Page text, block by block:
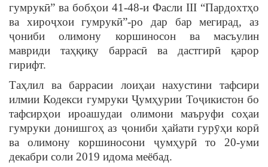
гумрукӣ” ва бобҳои 41-48-и Фасли III “Пардохтҳо
ва хироҷхои гумрукӣ”-ро дар бар мегирад, аз
ҷониби олимону коршиносон ва масъулин
мавриди таҳқиқу баррасӣ ва дастгирӣ қарор
гирифт.
Таҳлил ва баррасии лоиҳаи нахустини тафсири
илмии Кодекси гумруки Ҷумҳурии Тоҷикистон бо
тафсирҳои ироашудаи олимони маъруфи соҳаи
гумруки донишгоҳ аз ҷониби ҳайати гурӯҳи корӣ
ва олимону коршиносони ҷумҳурӣ то 20-уми
декабри соли 2019 идома меёбад.